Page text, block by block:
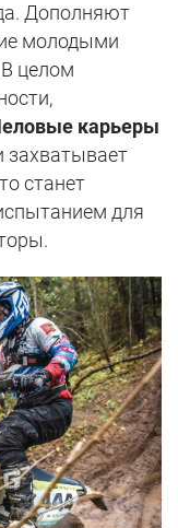
Дополняют
молодыми
целом
карьеры
захватывает
станет
для